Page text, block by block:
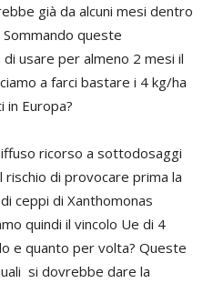
già da alcuni mesi dentro
queste
usare per almeno 2 mesi il
a farci bastare i 4 kg/ha
in Europa?
ricorso a sottodosaggi
rischio di provocare prima la
ceppi di Xanthomonas
quindi il vincolo Ue di 4
e quanto per volta? Queste
si dovrebbe dare la